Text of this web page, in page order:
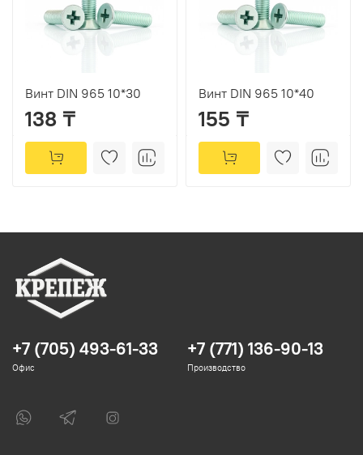
Винт DIN 965 10*30
138 ₸
Винт DIN 965 10*40
155 ₸
+7 (705) 493-61-33
Офис
+7 (771) 136-90-13
Производство